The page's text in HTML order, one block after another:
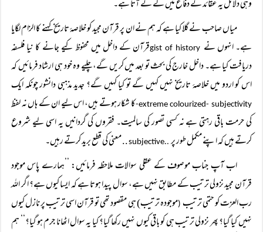
وہی دلائل یہ عقائد کے دفاع میں لے کے آتا ہے۔
میاں صاحب نے گلا کیا ہے کہ ہم نے ان پر قرآن مجید کو خلاصۂ تاریخ کہنے کا الزام لگایا
ہے۔ انہوں نے
قرآن کے داخل میں محفوظ کیے جانے کا نیا فلسفہ
دریافت کیا ہے۔ داخل خارج کی بحث تو بعد میں کریں گے، چلیے وہ خود ہی ارشاد فرمائیں کہ
اس کو اردو میں خلاصۂ تاریخ نہیں کہیں گے تو کیا کہیں گے؟ جدید مذہبی دانشور چونکہ ایک
extreme colourized- subjectivity- کا شکار ہوتے ہیں، اس لیے ان کے ہاں نہ لفظ
کی حرمت باقی رہتی ہے نہ کسی تصور کی سالمیت۔ فقروں کی گردانیں یہ اسی لیے شروع
کرتے ہیں کہ اپنے مکمل طور پر..subjective
.. معنی کی قطع برید کرتے رہیں۔
اب آپ جناب موصوف کے عقلی سوالات ملاحظہ فرمائیں: ’’ہمارے پاس موجود
قرآن مجید نزولی ترتیب کے مطابق نہیں ہے، سوال پیدا ہوتا ہے کہ ایسا کیوں ہے؟ اگر اللہ
رب العزت کو حتمی ترتیب (موجودہ ترتیب) ہی مقصود تھی تو قرآن اسی ترتیب پر نازل کیوں
نہیں کیا گیا؟ پھر نزولی ترتیب ہی کو باقی کیوں نہیں رکھا گیا؟ کیا یہ سوال اٹھانا جرم ہو گیا؟‘‘ ہم